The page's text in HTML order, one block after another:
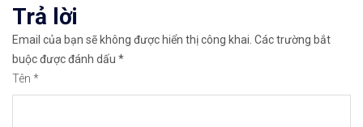
🔗https://chungkhoanforex.com/10-12-2020-phan-
😘Cảm ơn bạn đã xem thông tin😘🍀🤗Chúc bạn
Trả lời
Email của bạn sẽ không được hiển thị công khai. Các trường bắt
buộc được đánh dấu *
Tên *